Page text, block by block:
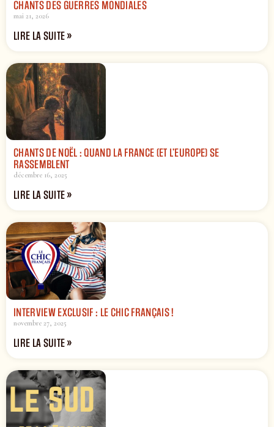
CHANTS DES GUERRES MONDIALES
mai 21, 2026
LIRE LA SUITE »
CHANTS DE NOËL : QUAND LA FRANCE (ET L’EUROPE) SE
RASSEMBLENT
décembre 16, 2025
LIRE LA SUITE »
INTERVIEW EXCLUSIF : LE CHIC FRANÇAIS !
novembre 27, 2025
LIRE LA SUITE »